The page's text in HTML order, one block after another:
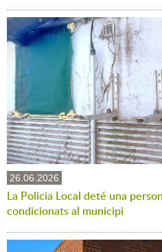
26.06.2026
La Policia Local deté una
condicionats al municipi